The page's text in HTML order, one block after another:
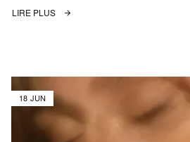
LIRE PLUS
18 JUN